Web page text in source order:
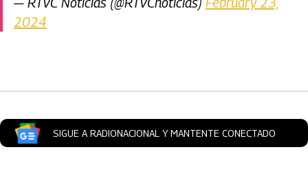
2024
SIGUE A RADIONACIONAL Y MANTENTE CONECTADO